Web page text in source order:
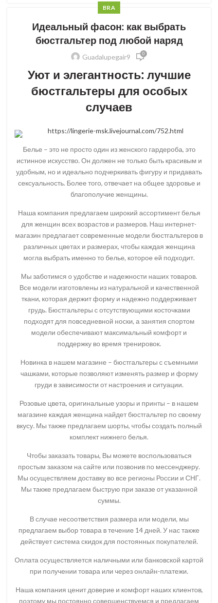
BRA
Идеальный фасон: как выбрать
бюстгальтер под любой наряд
Guadalupegair9 0
Уют и элегантность: лучшие
бюстгальтеры для особых
случаев
https://lingerie-msk.livejournal.com/752.html
Белье – это не просто один из женского гардероба, это
истинное искусство. Он должен не только быть красивым и
удобным, но и идеально подчеркивать фигуру и придавать
сексуальность. Более того, отвечает на общее здоровье и
благополучие женщины.
Наша компания предлагаем широкий ассортимент белья
для женщин всех возрастов и размеров. Наш интернет-
магазин предлагает современные модели бюстгальтеров в
различных цветах и размерах, чтобы каждая женщина
могла выбрать именно то белье, которое ей подходит.
Мы заботимся о удобстве и надежности наших товаров.
Все модели изготовлены из натуральной и качественной
ткани, которая держит форму и надежно поддерживает
грудь. Бюстгальтеры с отсутствующими косточками
подходят для повседневной носки, а занятия спортом
модели обеспечивают максимальный комфорт и
поддержку во время тренировок.
Новинка в нашем магазине – бюстгальтеры с съемными
чашками, которые позволяют изменять размер и форму
груди в зависимости от настроения и ситуации.
Розовые цвета, оригинальные узоры и принты – в нашем
магазине каждая женщина найдет бюстгальтер по своему
вкусу. Мы также предлагаем шорты, чтобы создать полный
комплект нижнего белья.
Чтобы заказать товары, Вы можете воспользоваться
простым заказом на сайте или позвонив по мессенджеру.
Мы осуществляем доставку во все регионы России и СНГ.
Мы также предлагаем быструю при заказе от указанной
суммы.
В случае несоответствия размера или модели, мы
предлагаем выбор товара в течение 14 дней. У нас также
действует система скидок для постоянных покупателей.
Оплата осуществляется наличными или банковской картой
при получении товара или через онлайн-платежи.
Наша компания ценит доверие и комфорт наших клиентов,
поэтому мы постоянно совершенствуемся и предлагаем